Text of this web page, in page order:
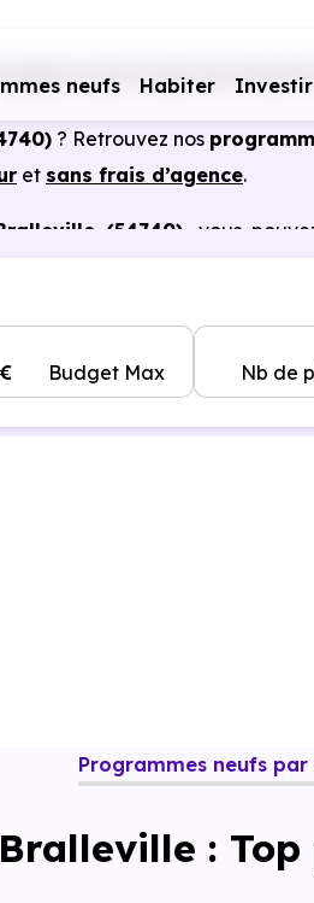
neufs Habiter Investir
neufs Grand Est
? Retrouvez nos
et sans frais d’agence.
(54740) , vous
Budget Max
€ Nb de
Programmes neufs par
: